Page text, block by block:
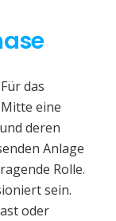
das
eine
deren
Anlage
Rolle.
sein.
oder